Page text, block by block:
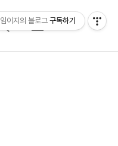
검
메
임이지의 블로그 구독하기